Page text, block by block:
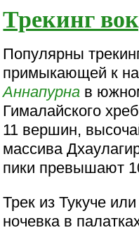
Трекинг
Популярны
примыкающей к
Аннапурна в
Гималайского
11 вершин,
массива
пики превышают
Трек из Тукуче
ночевка в